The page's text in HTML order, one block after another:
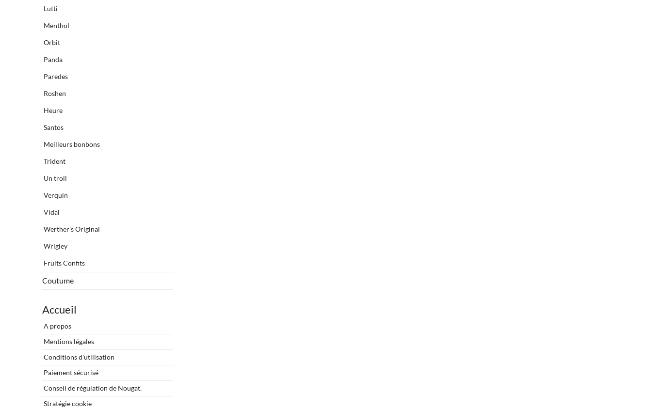
Lutti
Menthol
Orbit
Panda
Paredes
Roshen
Heure
Santos
Meilleurs bonbons
Trident
Un troll
Verquin
Vidal
Werther's Original
Wrigley
Fruits Confits
Coutume
Accueil
A propos
Mentions légales
Conditions d'utilisation
Paiement sécurisé
Conseil de régulation de Nougat.
Stratégie cookie